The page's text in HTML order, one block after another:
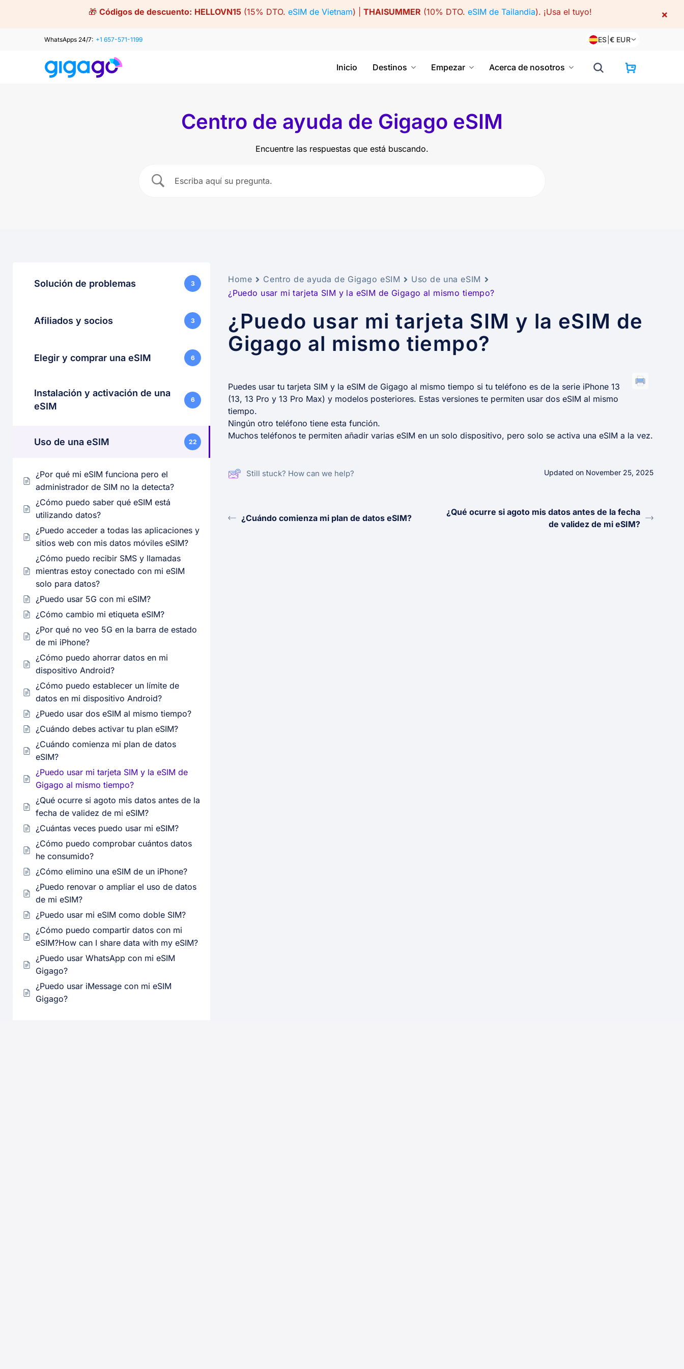
🎁 Códigos de descuento: HELLOVN15(15% DTO. eSIM de Vietnam) | THAISUMMER (10% DTO. eSIM de Tailandia). ¡Usa el tuyo! ×
WhatsApps 24/7: +1 657-571-1199 ES |€ EUR
Inicio Destinos Empezar Acerca de nosotros
Centro de ayuda de Gigago eSIM
Encuentre las respuestas que está buscando.
Solución de problemas 3
Afiliados y socios 3
Elegir y comprar una eSIM 6
Instalación y activación de una
eSIM
6
Uso de una eSIM 22
¿Por qué mi eSIM funciona pero el
administrador de SIM no la detecta?
¿Cómo puedo saber qué eSIM está
utilizando datos?
¿Puedo acceder a todas las aplicaciones y
sitios web con mis datos móviles eSIM?
¿Cómo puedo recibir SMS y llamadas
mientras estoy conectado con mi eSIM
solo para datos?
¿Puedo usar 5G con mi eSIM?
¿Cómo cambio mi etiqueta eSIM?
¿Por qué no veo 5G en la barra de estado
de mi iPhone?
¿Cómo puedo ahorrar datos en mi
dispositivo Android?
¿Cómo puedo establecer un límite de
datos en mi dispositivo Android?
¿Puedo usar dos eSIM al mismo tiempo?
¿Cuándo debes activar tu plan eSIM?
¿Cuándo comienza mi plan de datos
eSIM?
¿Puedo usar mi tarjeta SIM y la eSIM de
Gigago al mismo tiempo?
¿Qué ocurre si agoto mis datos antes de la
fecha de validez de mi eSIM?
¿Cuántas veces puedo usar mi eSIM?
¿Cómo puedo comprobar cuántos datos
he consumido?
¿Cómo elimino una eSIM de un iPhone?
¿Puedo renovar o ampliar el uso de datos
de mi eSIM?
¿Puedo usar mi eSIM como doble SIM?
¿Cómo puedo compartir datos con mi
eSIM?How can I share data with my eSIM?
¿Puedo usar WhatsApp con mi eSIM
Gigago?
¿Puedo usar iMessage con mi eSIM
Gigago?
Home Centro de ayuda de Gigago eSIM
Uso de una eSIM
¿Puedo usar mi tarjeta SIM y la eSIM de Gigago al mismo tiempo?
¿Puedo usar mi tarjeta SIM y la eSIM de
Gigago al mismo tiempo?
Puedes usar tu tarjeta SIM y la eSIM de Gigago al mismo tiempo si tu teléfono es de la serie iPhone 13
(13, 13 Pro y 13 Pro Max) y modelos posteriores. Estas versiones te permiten usar dos eSIM al mismo
tiempo.
Ningún otro teléfono tiene esta función.
Muchos teléfonos te permiten añadir varias eSIM en un solo dispositivo, pero solo se activa una eSIM a la vez.
Still stuck? How can we help? Updated on November 25, 2025
¿Cuándo comienza mi plan de datos eSIM?
¿Qué ocurre si agoto mis datos antes de la fecha
de validez de mi eSIM?